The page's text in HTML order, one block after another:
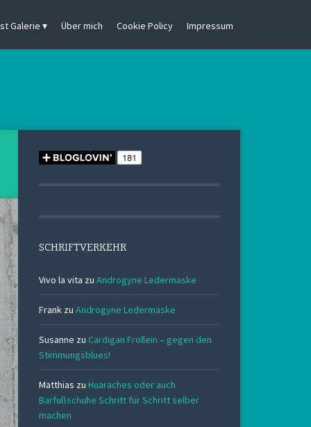
Galerie Über mich Cookie Policy Impressum
SCHRIFTVERKEHR
Vivo la vita zu Androgyne Ledermaske
Frank zu Androgyne Ledermaske
Susanne zu Cardigan Frollein – gegen den
Stimmungsblues!
Matthias zu Huaraches oder auch
Barfußschuhe Schritt für Schritt selber
machen